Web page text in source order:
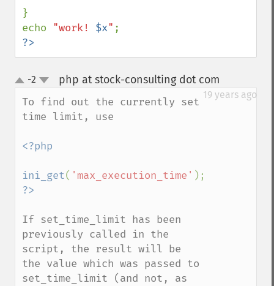
}
echo "work! $x"
?>
up
down
-2 php at stock-consulting dot com
19 years ago
To find out the currently set
time limit, use
<?php
ini_get( 'max_execution_time'
If set_time_limit has been
previously called in the
script, the result will be
the value which was passed to
set_time_limit (and not, as